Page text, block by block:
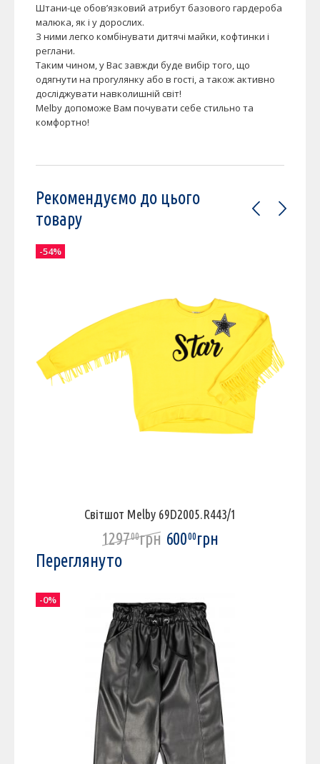
Штани-це обов’язковий атрибут базового гардероба
малюка, як і у дорослих.
З ними легко комбінувати дитячі майки, кофтинки і
реглани.
Таким чином, у Вас завжди буде вибір того, що
одягнути на прогулянку або в гості, а також активно
досліджувати навколишній світ!
Melby допоможе Вам почувати себе стильно та
комфортно!
Рекомендуємо до цього
товару
Світшот Melby 69D2005.R443/1
129700грн 60000грн
-54%
Переглянуто
-0%